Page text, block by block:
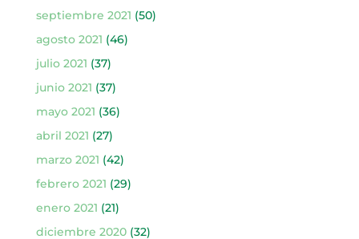
septiembre 2021 (50)
agosto 2021 (46)
julio 2021 (37)
junio 2021 (37)
mayo 2021 (36)
abril 2021 (27)
marzo 2021 (42)
febrero 2021 (29)
enero 2021 (21)
diciembre 2020(32)